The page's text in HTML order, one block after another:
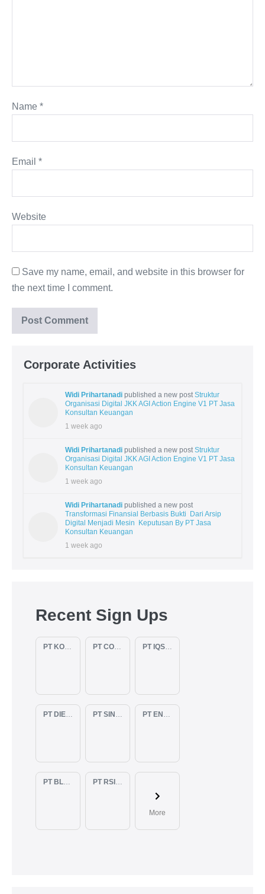
Name *
Email *
Website
Save my name, email, and website in this browser for
the next time I comment.
Corporate Activities
Widi Prihartanadi published a new post Struktur
Organisasi Digital JKK AGI Action Engine V1 PT Jasa
Konsultan Keuangan
1 week ago
Widi Prihartanadi published a new post Struktur
Organisasi Digital JKK AGI Action Engine V1 PT Jasa
Konsultan Keuangan
1 week ago
Widi Prihartanadi published a new post
Transformasi Finansial Berbasis Bukti Dari Arsip
Digital Menjadi Mesin Keputusan By PT Jasa
Konsultan Keuangan
1 week ago
Recent Sign Ups
PT KOPKAR NAWAKARA PT COMECA INDONESIA PT IQSA FAJAR INDONESIA
PT DIENZEE PERKASA ABADI PT SINAR PACIFIC ENERGY PT ENAM RATU TAYEB
PT BLUELIGHT CONTINENTAL ABADI PT RSIA BUNDA ARIF
More